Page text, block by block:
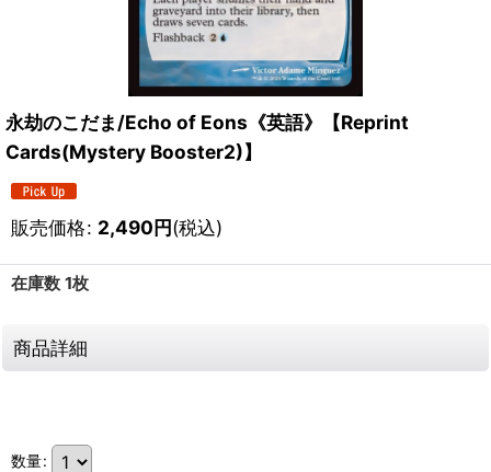
永劫のこだま/Echo of Eons《英語》【Reprint
Cards(Mystery Booster2)】
販売価格: 2,490円(税込)
在庫数 1枚
商品詳細
数量: